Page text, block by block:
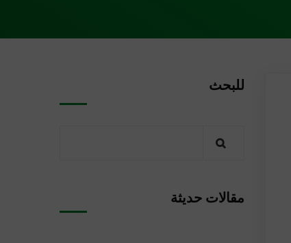
للبحث
مقالات حديثة